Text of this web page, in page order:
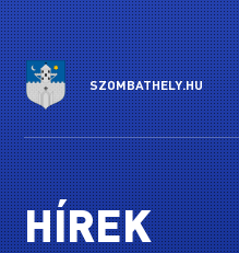
SZOMBATHELY.HU
HÍREK